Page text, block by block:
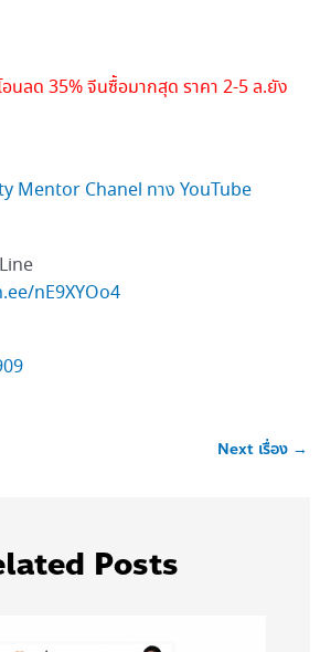
นลด 35% จีนซื้อมากสุด ราคา 2-5 ล.ยัง
Mentor Chanel ทาง YouTube
nE9XYOo4
Next เรื่อง →
Posts